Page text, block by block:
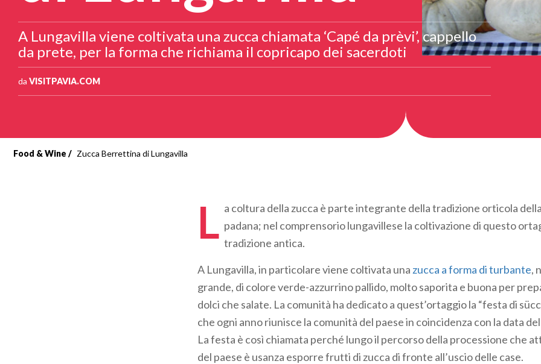
A Lungavilla viene coltivata una zucca chiamata ‘Capé da prèvi’, cappello
da prete, per la forma che richiama il copricapo dei sacerdoti
da VISITPAVIA.COM
Food & Wine Zucca Berrettina di Lungavilla
L a coltura della zucca è parte integrante della tradizione orticola
padana; nel comprensorio lungavillese la coltivazione di questo
tradizione antica.
A Lungavilla, in particolare viene coltivata una zucca a forma di turbante,
grande, di colore verde-azzurrino pallido, molto saporita e buona per
dolci che salate. La comunità ha dedicato a quest’ortaggio la “festa di
che ogni anno riunisce la comunità del paese in coincidenza con la data
La festa è così chiamata perché lungo il percorso della processione che
del paese è usanza esporre frutti di zucca di fronte all’uscio delle case.